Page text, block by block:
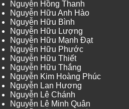
Nguyễn Hồng Thanh
Nguyễn Hữu Anh Hào
Nguyễn Hữu Bình
Nguyễn Hữu Lượng
Nguyễn Hữu Mạnh Đạt
Nguyễn Hữu Phước
Nguyễn Hữu Thiết
Nguyễn Hữu Thắng
Nguyễn Kim Hoàng Phúc
Nguyễn Lan Hương
Nguyễn Lê Chánh
Nguyễn Lê Minh Quân